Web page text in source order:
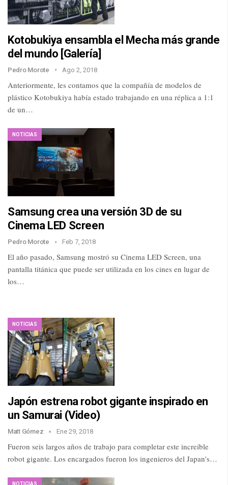
Kotobukiya ensambla el Mecha más grande
del mundo [Galería]
Pedro Morote Ago 2, 2018
Anteriormente, les contamos que la compañía de modelos de
plástico Kotobukiya había estado trabajando en una réplica a 1:1
de un…
NOTICIAS
Samsung crea una versión 3D de su
Cinema LED Screen
Pedro Morote Feb 7, 2018
El año pasado, Samsung mostró su Cinema LED Screen, una
pantalla titánica que puede ser utilizada en los cines en lugar de
los…
NOTICIAS
Japón estrena robot gigante inspirado en
un Samurai (Video)
Matt Gómez Ene 29, 2018
Fueron seis largos años de trabajo para completar este increíble
robot gigante. Los encargados fueron los ingenieros del Japan's…